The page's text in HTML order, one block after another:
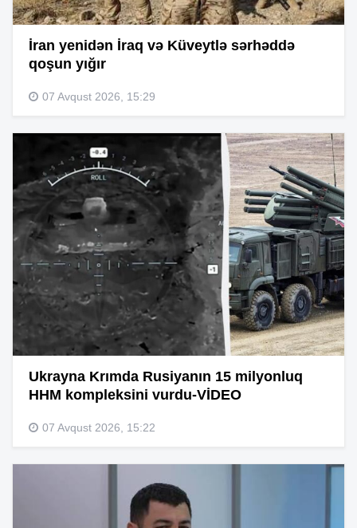
İran yenidən İraq və Küveytlə sərhəddə
qoşun yığır
07 Avqust 2026, 15:29
Ukrayna Krımda Rusiyanın 15 milyonluq
HHM kompleksini vurdu-VİDEO
07 Avqust 2026, 15:22